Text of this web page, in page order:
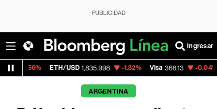
PUBLICIDAD
Ingresar
ETH/USD 1,835.998 -1.32% Visa 366.13 -0.04%
ARGENTINA